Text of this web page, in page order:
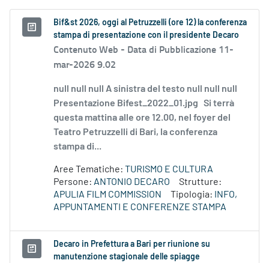
Bif&st 2026, oggi al Petruzzelli (ore 12) la conferenza
stampa di presentazione con il presidente Decaro
Contenuto Web - Data di Pubblicazione 11-
mar-2026 9.02
null null null A sinistra del testo null null null
Presentazione Bifest_2022_01.jpg Si terrà
questa mattina alle ore 12.00, nel foyer del
Teatro Petruzzelli di Bari, la conferenza
stampa di...
Aree Tematiche: TURISMO E CULTURA
Persone: ANTONIO DECARO
Strutture:
APULIA FILM COMMISSION
Tipologia:
INFO,
APPUNTAMENTI E CONFERENZE STAMPA
Decaro in Prefettura a Bari per riunione su
manutenzione stagionale delle spiagge